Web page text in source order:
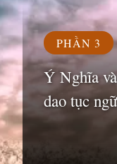
PHẦN 3
Ý Nghĩa
dao tục ngữ